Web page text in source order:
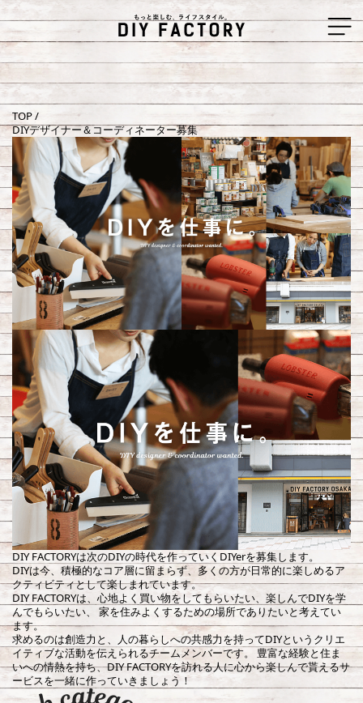
TOP/
DIYデザイナー＆コーディネーター募集
DIY FACTORYは次のDIYの時代を作っていくDIYerを募集します。
DIYは今、積極的なコア層に留まらず、多くの方が日常的に楽しめるア
クティビティとして楽しまれています。
DIY FACTORYは、心地よく買い物をしてもらいたい、楽しんでDIYを学
んでもらいたい、 家を住みよくするための場所でありたいと考えてい
ます。
求めるのは創造力と、人の暮らしへの共感力を持ってDIYというクリエ
イティブな活動を伝えられるチームメンバーです。 豊富な経験と住ま
いへの情熱を持ち、DIY FACTORYを訪れる人に心から楽しんで貰えるサ
ービスを一緒に作っていきましょう！